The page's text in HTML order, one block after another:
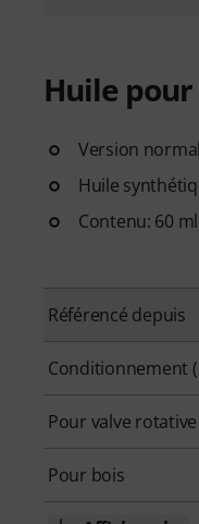
Huile
Version
Huile
Contenu: 60 ml
Référencé depuis
Conditionnement
Pour valve rotative
Pour bois